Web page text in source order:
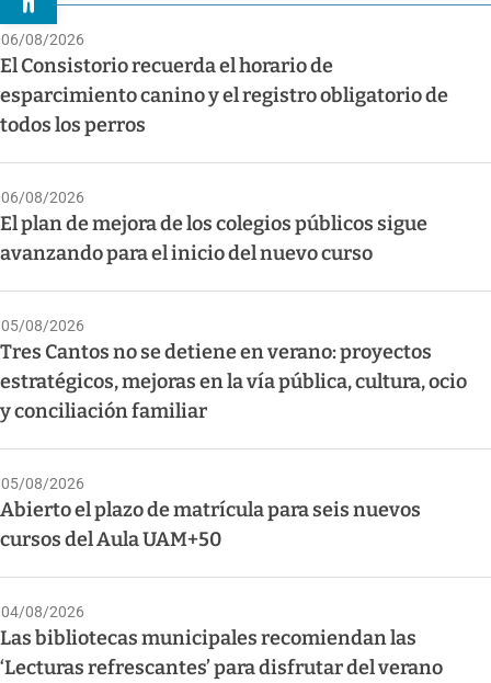
06/08/2026
El Consistorio recuerda el horario de
esparcimiento canino y el registro obligatorio de
todos los perros
06/08/2026
El plan de mejora de los colegios públicos sigue
avanzando para el inicio del nuevo curso
05/08/2026
Tres Cantos no se detiene en verano: proyectos
estratégicos, mejoras en la vía pública, cultura, ocio
y conciliación familiar
05/08/2026
Abierto el plazo de matrícula para seis nuevos
cursos del Aula UAM+50
04/08/2026
Las bibliotecas municipales recomiendan las
‘Lecturas refrescantes’ para disfrutar del verano